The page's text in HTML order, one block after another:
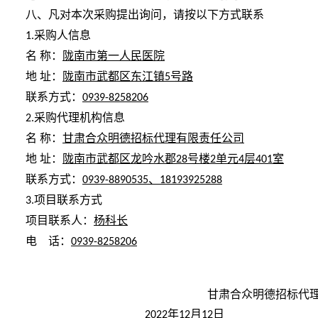
八、凡对本次采购提出询问，请按以下方式联系
1.采购人信息
名 称：
陇南市第一人民医院
地 址： 陇南市武都区东江镇5号路
联系方式： 0939-8258206
2.采购代理机构信息
名 称： 甘肃合众明德招标代理有限责任公司
地 址： 陇南市武都区龙吟水郡28号楼2单元4层401室
联系方式： 0939-8890535、 18193925288
3.项目联系方式
项目联系人： 杨科长
电 话： 0939-8258206
甘肃合众明德招标代
2022年12月 12 日